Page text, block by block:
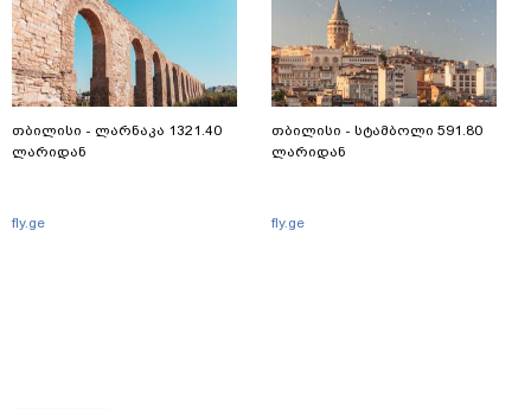
თბილისი - ლარნაკა 1321.40
ლარიდან
fly.ge
თბილისი - სტამბოლი 591.80
ლარიდან
fly.ge